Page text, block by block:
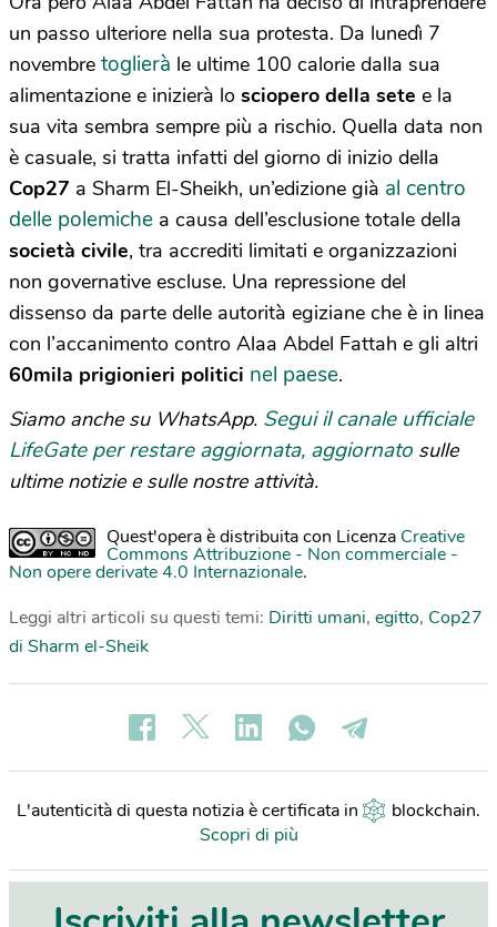
un passo ulteriore nella sua protesta. Da lunedì 7
novembre toglierà le ultime 100 calorie dalla sua
alimentazione e inizierà lo sciopero della sete e la
sua vita sembra sempre più a rischio. Quella data non
è casuale, si tratta infatti del giorno di inizio della
Cop27 a Sharm El-Sheikh, un’edizione già al centro
delle polemiche a causa dell’esclusione totale della
società civile, tra accrediti limitati e organizzazioni
non governative escluse. Una repressione del
dissenso da parte delle autorità egiziane che è in linea
con l’accanimento contro Alaa Abdel Fattah e gli altri
60mila prigionieri politici nel paese.
Siamo anche su WhatsApp. Segui il canale ufficiale
LifeGate per restare aggiornata, aggiornato sulle
ultime notizie e sulle nostre attività.
Quest'opera è distribuita con Licenza Creative
Commons Attribuzione - Non commerciale -
Non opere derivate 4.0 Internazionale.
Leggi altri articoli su questi temi: Diritti umani, egitto, Cop27
di Sharm el-Sheik
L'autenticità di questa notizia è certificata in blockchain.
Scopri di più